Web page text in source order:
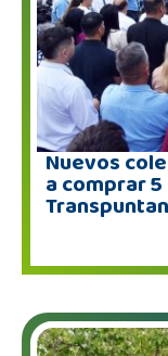
Nuevos
a comprar